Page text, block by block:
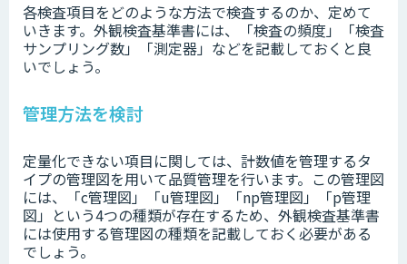
各検査項目をどのような方法で検査するのか、定めて
いきます。外観検査基準書には、「検査の頻度」「検査
サンプリング数」「測定器」などを記載しておくと良
いでしょう。
管理方法を検討
定量化できない項目に関しては、計数値を管理するタ
イプの管理図を用いて品質管理を行います。この管理図
には、「c管理図」「u管理図」「np管理図」「p管理
図」という4つの種類が存在するため、外観検査基準書
には使用する管理図の種類を記載しておく必要がある
でしょう。